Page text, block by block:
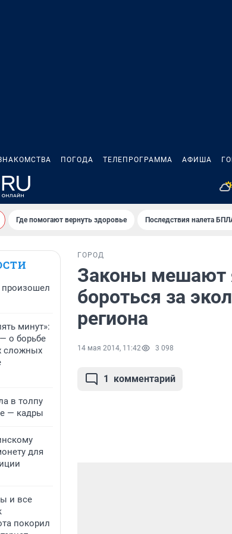
ПОГОДА ТЕЛЕПРОГРАММА АФИША
Где помогают вернуть здоровье Последствия налета
минут»:
о борьбе
сложных
в толпу
— кадры
для
и все
покорил
ГОРОД
Законы мешают
бороться за
региона
14 мая 2014, 11:42 3 098
1 комментарий